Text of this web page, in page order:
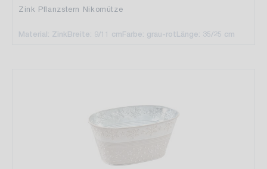
Zink Pflanzstern Nikomütze
Material: ZinkBreite: 9/11 cmFarbe: grau-rotLänge: 35/25 cm